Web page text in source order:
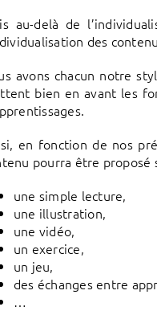
au-delà de
des
avons chacun notre
bien en avant les
en fonction de nos
pourra être
une simple lecture,
une illustration,
une vidéo,
un exercice,
un jeu,
des échanges entre
…